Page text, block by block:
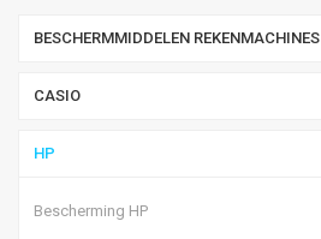
BESCHERMMIDDELEN REKENMACHINES
CASIO
HP
Bescherming HP